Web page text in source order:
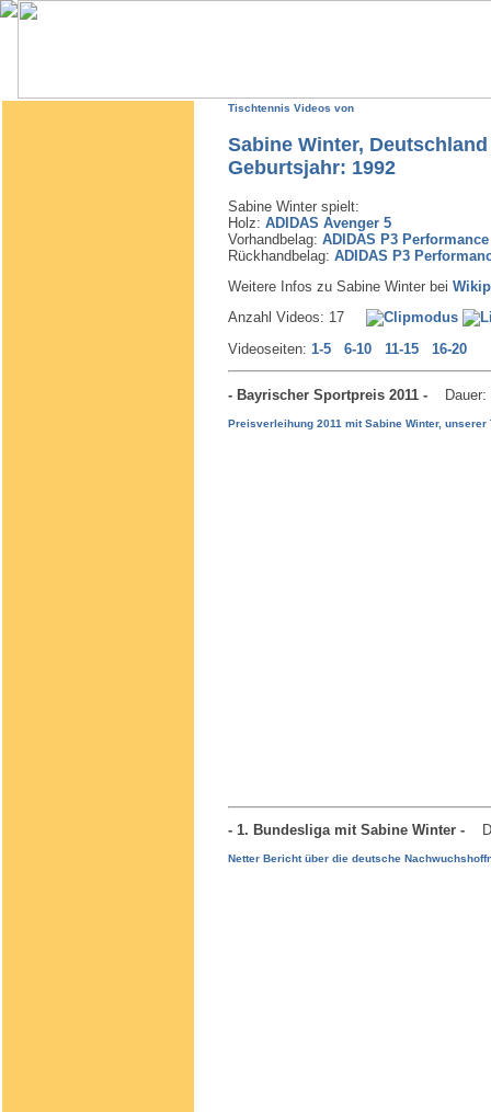
Tischtennis Videos von
Sabine Winter, Deutschland
Geburtsjahr: 1992
Sabine Winter spielt:
Holz: ADIDAS Avenger 5
Vorhandbelag: ADIDAS P3 Performance
Rückhandbelag: ADIDAS P3
Weitere Infos zu Sabine Winter bei
Anzahl Videos: 17
Videoseiten: 1-5 6-10 11-15 16-20
- Bayrischer Sportpreis 2011 -
Preisverleihung 2011 mit Sabine Winter,
- 1. Bundesliga mit Sabine Winter -
Netter Bericht über die deutsche